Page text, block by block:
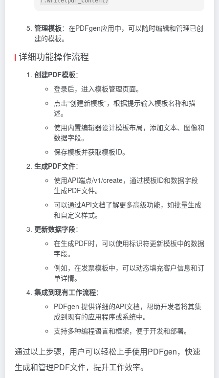
管理模板：在PDFgen应用中，可以随时编辑和管理已创
建的模板。
详细功能操作流程
创建PDF模板：
登录后，进入模板管理页面。
点击“创建新模板”，根据提示输入模板名称和描
述。
使用内置编辑器设计模板布局，添加文本、图像和
数据字段。
保存模板并获取模板ID。
生成PDF文件：
使用API端点/v1/create，通过模板ID和数据字段
生成PDF文件。
可以通过API文档了解更多高级功能，如批量生成
和自定义样式。
更新数据字段：
在生成PDF时，可以使用标识符更新模板中的数据
字段。
例如，在发票模板中，可以动态填充客户信息和订
单详情。
集成到现有工作流程：
PDFgen 提供详细的API文档，帮助开发者将其集
成到现有的应用程序或系统中。
支持多种编程语言和框架，便于开发和部署。
通过以上步骤，用户可以轻松上手使用PDFgen，快速
生成和管理PDF文件，提升工作效率。